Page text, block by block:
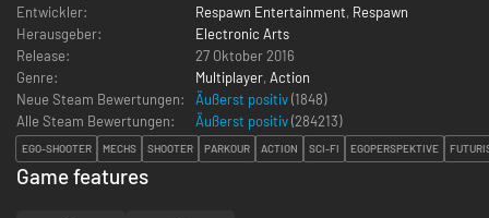
Entwickler:
Respawn Entertainment, Respawn
Herausgeber:
Electronic Arts
Release:
27 Oktober 2016
Genre:
Multiplayer, Action
Neue Steam Bewertungen:
Äußerst positiv(1848)
Alle Steam Bewertungen:
Äußerst positiv(284213)
EGO-SHOOTER MECHS SHOOTER PARKOUR ACTION SCI-FI EGOPERSPEKTIVE
Game features